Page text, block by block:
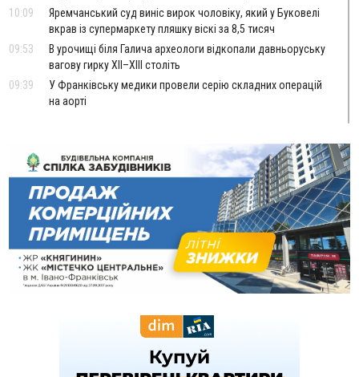
10:09
Яремчанський суд виніс вирок чоловіку, який у Буковелі
вкрав із супермаркету пляшку віскі за 8,5 тисяч
09:53
В урочищі біля Галича археологи відкопали давньоруську
вагову гирку XII–XIII століть
09:39
У Франківську медики провели серію складних операцій
на аорті
22:22
У Богородчанах на "зебрі" водій Audi наїхав на
хлопчика з велосипедом
21:01
Загальна площа всіх книгарень України - трохи більше ніж 6
футбольних полів
20:47
На "зебрі" у Франківську два мотоциклісти збили жінку
18:55
Прикарпаття серед лідерів за будівництвом новобудов і
рекордсмен за зростанням цін на житло
16:48
ВІДЕО Де безпечно купатися на Прикарпатті?
організацію «КОД 7'Я», аби підтримувати військових та їхні
У Коломиї на одній з вулиць встановлять комплекс
автоматичної фіксації швидкості